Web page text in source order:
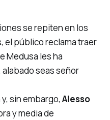
se repiten en los
el público reclama traer
Medusa les ha
seas señor
sin embargo, Alesso
y media de